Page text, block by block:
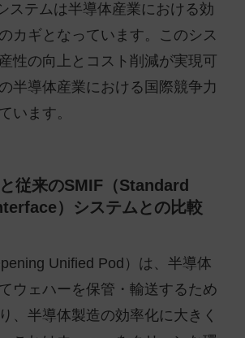
ステムは半導体産業における効
カギとなっています。このシス
性の向上とコスト削減が実現可
半導体産業における国際競争力
います。
従来のSMIF（Standard
）システムとの比較
Unified Pod）は、半導体
ウェハーを保管・輸送するため
、半導体製造の効率化に大きく